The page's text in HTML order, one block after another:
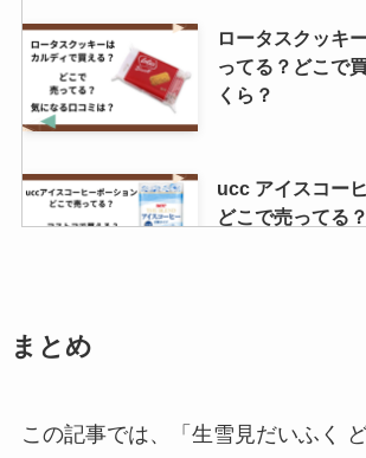
ロータスクッキ
ってる？どこで
くら？
ucc アイスコー
どこで売ってる
まとめ
この記事では、「生雪見だいふく